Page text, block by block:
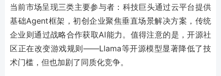
当前市场呈现三类主要参与者：科技巨头通过云平台提供
基础Agent框架，初创企业聚焦垂直场景解决方案，传统
企业则通过战略合作获取AI能力。值得注意的是，开源社
区正在改变游戏规则——Llama等开源模型显著降低了技
术门槛，但也加剧了同质化竞争。